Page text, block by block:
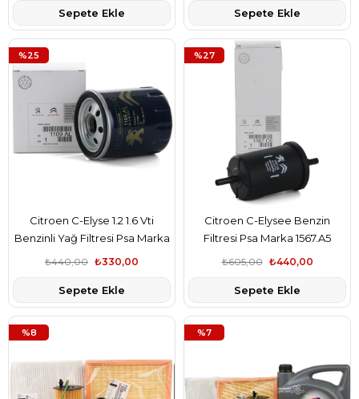
Sepete Ekle Sepete Ekle
Citroen C-Elyse 1.2 1.6 Vti
Benzinli Yağ Filtresi Psa Marka
1109.AL₺330,00
₺440,00
Sepete Ekle
%25
Citroen C-Elysee Benzin
Filtresi Psa Marka 1567.A5
₺440,00
₺605,00
Sepete Ekle
%27
%8 %7